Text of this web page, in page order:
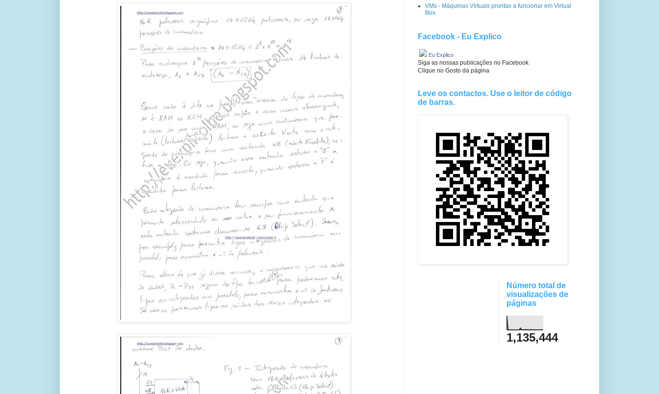
VMs - Máquinas Virtuais prontas a funcionar em Virtual
Box
Facebook - Eu Explico
Eu Explico
Siga as nossas publicações no Facebook
Clique no Gosto da página
Leve os contactos. Use o leitor de código
de barras.
Número total de
visualizações de
páginas
1,135,444